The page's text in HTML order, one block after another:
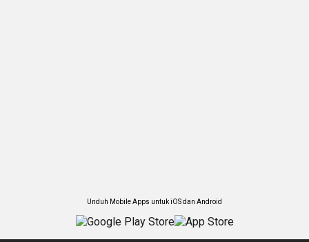
Unduh Mobile Apps untuk iOS dan Android